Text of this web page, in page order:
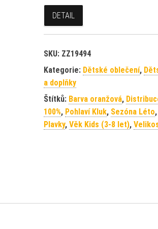
DETAIL
SKU: ZZ19494
Kategorie: Dětské oblečení,
a doplňky
Štítků: Barva oranžová,
100%, Pohlaví Kluk, Sezóna Léto,
Plavky, Věk Kids (3-8 let),